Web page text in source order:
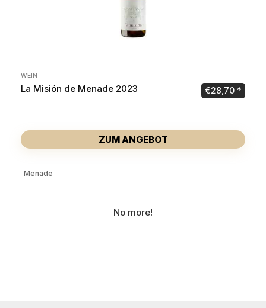
WEIN
La Misión de Menade 2023 €28,70
ZUM ANGEBOT
Menade
No more!